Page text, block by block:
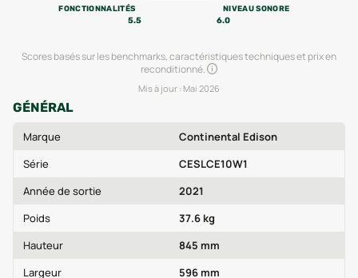
NIVEAU SONORE
6.0
FONCTIONNALITÉS
5.5
Scores basés sur les benchmarks, caractéristiques techniques et prix en
reconditionné.
Mis à jour : Mai 2026
GÉNÉRAL
Marque
Continental Edison
Série
CESLCE10W1
Année de sortie
2021
Poids
37.6 kg
Hauteur
845 mm
Largeur
596 mm